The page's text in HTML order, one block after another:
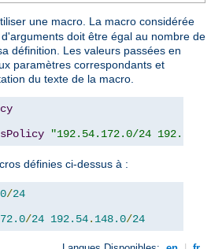
une macro. La macro considérée
doit être égal au nombre de
définition. Les valeurs passées en
paramètres correspondants et
du texte de la macro.
"192.54.172.0/24
définies ci-dessus à :
/24
/24 192.54. 148.0/24